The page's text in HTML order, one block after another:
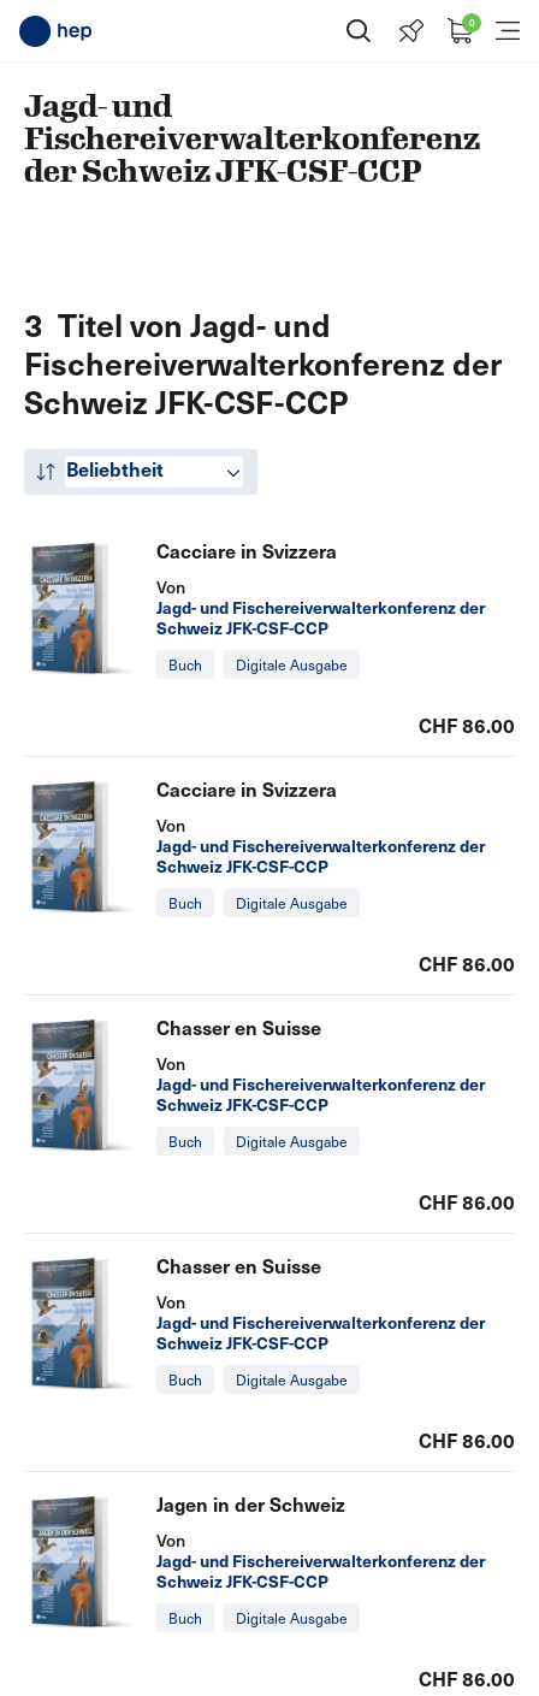
Suche öffnen 0
Jagd- und
Fischereiverwalterkonferenz
der Schweiz JFK-CSF-CCP
3 Titel von Jagd- und
Fischereiverwalterkonferenz der
Schweiz JFK-CSF-CCP
Beliebtheit
Cacciare in Svizzera
Von
Jagd- und Fischereiverwalterkonferenz der
Schweiz JFK-CSF-CCP
Buch Digitale Ausgabe
CHF 86.00
Cacciare in Svizzera
Von
Jagd- und Fischereiverwalterkonferenz der
Schweiz JFK-CSF-CCP
Buch Digitale Ausgabe
CHF 86.00
Chasser en Suisse
Von
Jagd- und Fischereiverwalterkonferenz der
Schweiz JFK-CSF-CCP
Buch Digitale Ausgabe
CHF 86.00
Chasser en Suisse
Von
Jagd- und Fischereiverwalterkonferenz der
Schweiz JFK-CSF-CCP
Buch Digitale Ausgabe
CHF 86.00
Jagen in der Schweiz
Von
Jagd- und Fischereiverwalterkonferenz der
Schweiz JFK-CSF-CCP
Buch Digitale Ausgabe
CHF 86.00